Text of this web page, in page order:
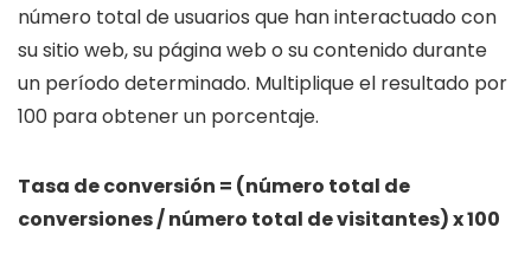
número total de usuarios que han interactuado con
su sitio web, su página web o su contenido durante
un período determinado. Multiplique el resultado por
100 para obtener un porcentaje.
Tasa de conversión = (número total de
conversiones / número total de visitantes) x 100